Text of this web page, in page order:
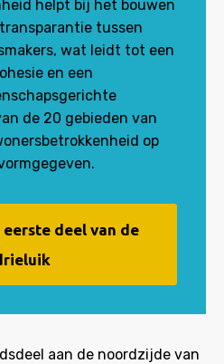
helpt bij het bouwen
tussen
wat leidt tot een
en een
de 20 gebieden van
op
deel van de
aan de noordzijde van